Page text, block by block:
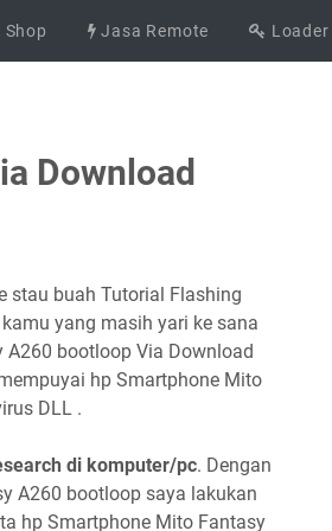
Shop Jasa Remote Loader
Download
stau buah Tutorial Flashing
yang masih yari ke sana
bootloop Via Download
hp Smartphone Mito
DLL .
di komputer/pc. Dengan
A260 bootloop saya lakukan
hp Smartphone Mito Fantasy